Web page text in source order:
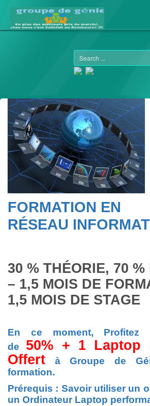
FORMATION EN
RÉSEAU
30 % THÉORIE, 70 %
– 1,5 MOIS DE
1,5 MOIS DE STAGE
En ce moment, Profitez
de 50% + 1 Laptop
Offert
à Groupe de
formation.
Prérequis : Savoir utiliser un
un Ordinateur Laptop